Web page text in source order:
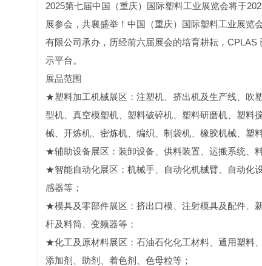
2025第七届中国（重庆）国际塑料工业展览会将于
展参会，共襄盛举！中国（重庆）国际塑料工业展
有限公司承办，历经前六届展会的培育耕耘，
示平台。
展品范围
★塑料加工机械展区：注塑机、挤出机及生产线、吹
型机、真空模塑机、塑料破碎机、塑料研磨机、塑料
械、开炼机、密炼机、编织、制袋机、橡胶机械、塑
★辅助设备展区：装卸设备、供料装置、运搬系统、
★智能自动化展区：机械手、自动化机械臂、自动化
感器等；
★模具及零部件展区：挤出口模、注射模具及配件、
杆及料筒、变频器等；
★化工及原材料展区：石油石化化工材料、通用塑料
添加剂、助剂、着色剂、色母粒等；